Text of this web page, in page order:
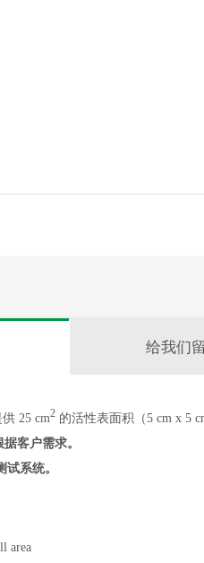
给我们
25 cm2的活性表面积（5 cm x 5
客户需求。
系统。
area